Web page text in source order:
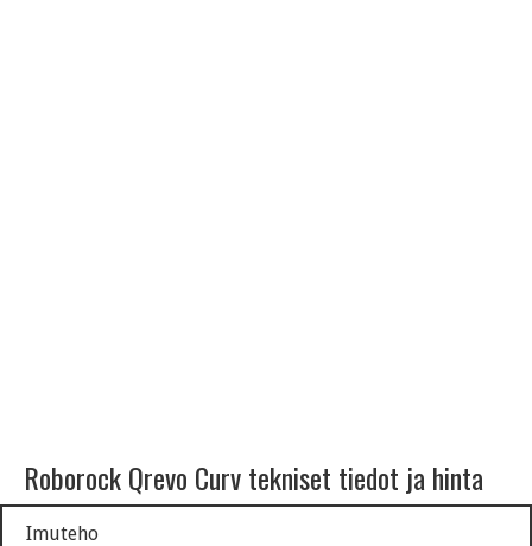
Roborock Qrevo Curv tekniset tiedot ja hinta
Imuteho